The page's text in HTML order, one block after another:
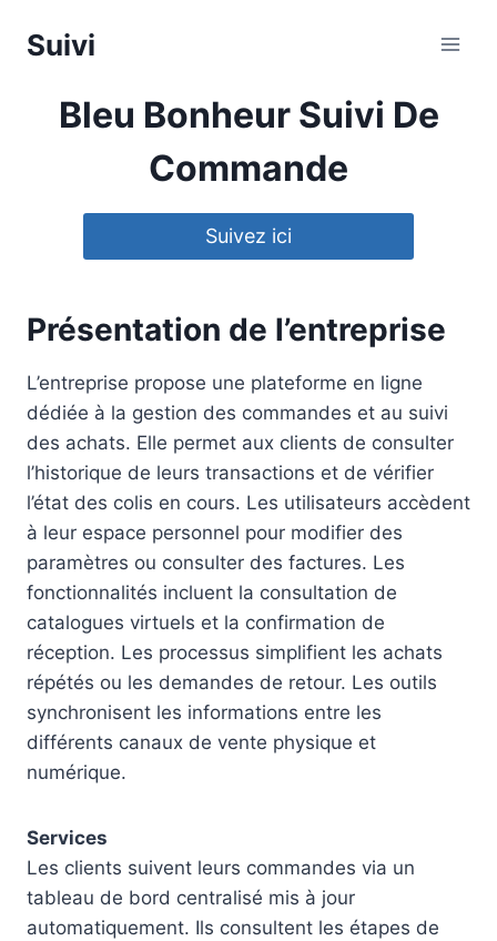
Suivi
Bleu Bonheur Suivi De
Commande
Suivez ici
Présentation de l’entreprise
L’entreprise propose une plateforme en ligne
dédiée à la gestion des commandes et au suivi
des achats. Elle permet aux clients de consulter
l’historique de leurs transactions et de vérifier
l’état des colis en cours. Les utilisateurs accèdent
à leur espace personnel pour modifier des
paramètres ou consulter des factures. Les
fonctionnalités incluent la consultation de
catalogues virtuels et la confirmation de
réception. Les processus simplifient les achats
répétés ou les demandes de retour. Les outils
synchronisent les informations entre les
différents canaux de vente physique et
numérique.
Services
Les clients suivent leurs commandes via un
tableau de bord centralisé mis à jour
automatiquement. Ils consultent les étapes de